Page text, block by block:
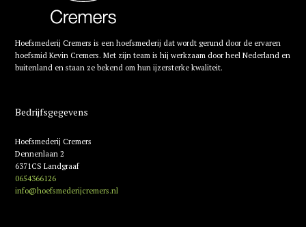
Hoefsmederij Cremers is een hoefsmederij dat wordt gerund door de ervaren
hoefsmid Kevin Cremers. Met zijn team is hij werkzaam door heel Nederland en
buitenland en staan ze bekend om hun ijzersterke kwaliteit.
Bedrijfsgegevens
Hoefsmederij Cremers
Dennenlaan 2
6371CS Landgraaf
0654366126
info@hoefsmederijcremers.nl